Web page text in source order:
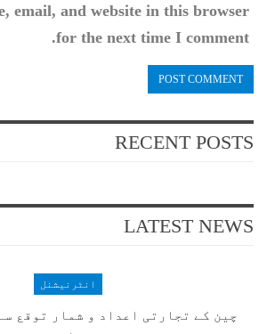
email, and website in this browser
for the next time I comment.
RECENT POSTS
LATEST NEWS
انٹرنیشنل
چین کے تجارتی اعداد و شمار توقع